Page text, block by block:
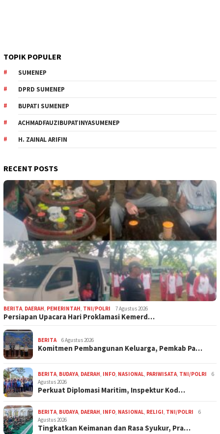
TOPIK POPULER
SUMENEP
DPRD SUMENEP
BUPATI SUMENEP
ACHMADFAUZIBUPATINYASUMENEP
H. ZAINAL ARIFIN
RECENT POSTS
BERITA DAERAH PEMERINTAH TNI/POLRI 7 Agustus 2026
Persiapan Upacara Hari Proklamasi Kemerd…
BERITA 6 Agustus 2026
Komitmen Pembangunan Keluarga, Pemkab Pa…
BERITA BUDAYA DAERAH INFO NASIONAL PARIWISATA TNI/POLRI
6
Agustus 2026
Perkuat Diplomasi Maritim, Inspektur Kod…
BERITA BUDAYA DAERAH INFO NASIONAL RELIGI TNI/POLRI
6
Agustus 2026
Tingkatkan Keimanan dan Rasa Syukur, Pra…